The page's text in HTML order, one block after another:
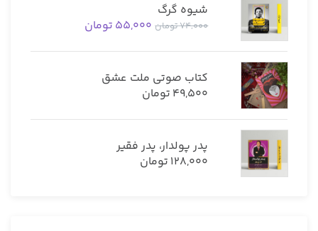
شیوه گرگ
74,000تومان 55,000 تومان
کتاب صوتی ملت عشق
49,500 تومان
پدر پولدار، پدر فقیر
128,000 تومان